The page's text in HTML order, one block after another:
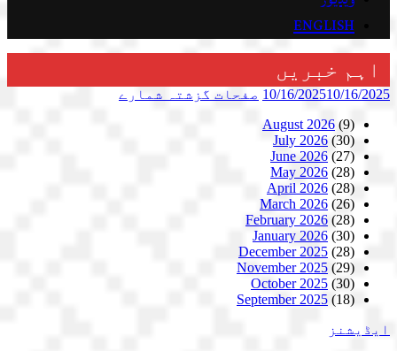
ENGLISH
اہم خبریں
10/16/202510/16/2025 صفحات گزشتہ شمارے
August 2026 (9)
July 2026 (30)
June 2026 (27)
May 2026 (28)
April 2026 (28)
March 2026 (26)
February 2026 (28)
January 2026 (30)
December 2025 (28)
November 2025 (29)
October 2025 (30)
September 2025 (18)
ایڈیشنز